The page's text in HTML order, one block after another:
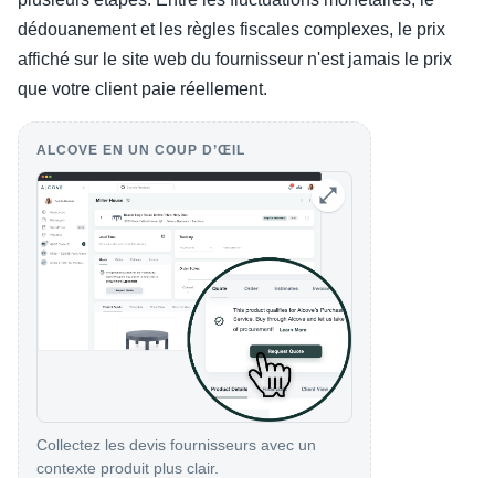
dédouanement et les règles fiscales complexes, le prix
affiché sur le site web du fournisseur n'est jamais le prix
que votre client paie réellement.
ALCOVE EN UN COUP D’ŒIL
Collectez les devis fournisseurs avec un
contexte produit plus clair.